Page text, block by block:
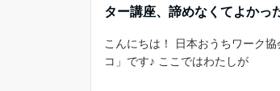
ター講座、諦めなくてよかっ
こんにちは！ 日本おうちワーク
コ」です♪ ここではわたしが